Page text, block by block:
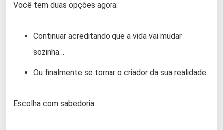
Você tem duas opções agora:
Continuar acreditando que a vida vai mudar
sozinha…
Ou finalmente se tornar o criador da sua realidade.
Escolha com sabedoria.